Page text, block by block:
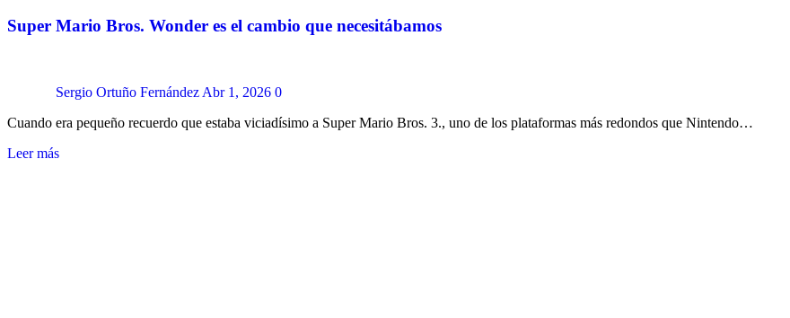
Super Mario Bros. Wonder es el cambio que necesitábamos
Sergio Ortuño FernándezAbr 1, 2026 0
Cuando era pequeño recuerdo que estaba viciadísimo a Super Mario Bros. 3., uno de los plataformas más redondos que Nintendo…
Leer más